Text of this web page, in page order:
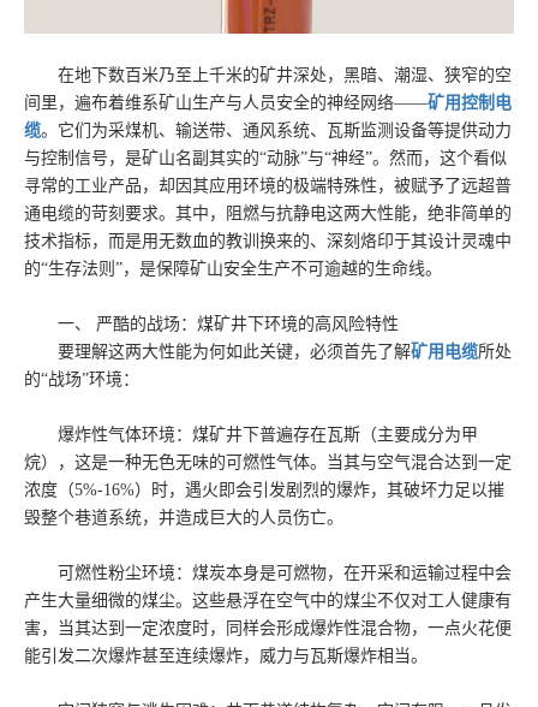
在地下数百米乃至上千米的矿井深处，黑暗、潮湿、狭窄的空
间里，遍布着维系矿山生产与人员安全的神经网络——矿用控制电
缆。它们为采煤机、输送带、通风系统、瓦斯监测设备等提供动力
与控制信号，是矿山名副其实的“动脉”与“神经”。然而，这个看似
寻常的工业产品，却因其应用环境的极端特殊性，被赋予了远超普
通电缆的苛刻要求。其中，阻燃与抗静电这两大性能，绝非简单的
技术指标，而是用无数血的教训换来的、深刻烙印于其设计灵魂中
的“生存法则”，是保障矿山安全生产不可逾越的生命线。
一、 严酷的战场：煤矿井下环境的高风险特性
要理解这两大性能为何如此关键，必须首先了解矿用电缆所处
的“战场”环境：
爆炸性气体环境：煤矿井下普遍存在瓦斯（主要成分为甲
烷），这是一种无色无味的可燃性气体。当其与空气混合达到一定
浓度（5%-16%）时，遇火即会引发剧烈的爆炸，其破坏力足以摧
毁整个巷道系统，并造成巨大的人员伤亡。
可燃性粉尘环境：煤炭本身是可燃物，在开采和运输过程中会
产生大量细微的煤尘。这些悬浮在空气中的煤尘不仅对工人健康有
害，当其达到一定浓度时，同样会形成爆炸性混合物，一点火花便
能引发二次爆炸甚至连续爆炸，威力与瓦斯爆炸相当。